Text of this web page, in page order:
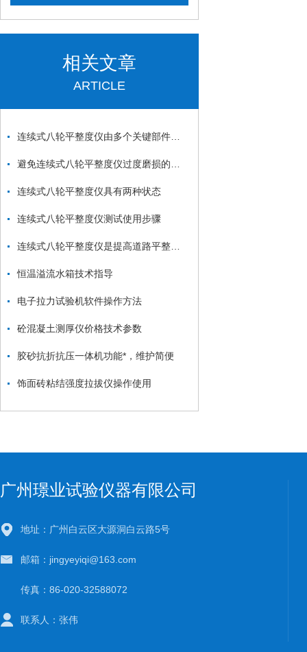
相关文章
ARTICLE
连续式八轮平整度仪具有两种状态
连续式八轮平整度仪测试使用步骤
恒温溢流水箱技术指导
电子拉力试验机软件操作方法
砼混凝土测厚仪价格技术参数
胶砂抗折抗压一体机功能*，维护简便
饰面砖粘结强度拉拔仪操作使用
广州璟业试验仪器有限公司
地址：广州白云区大源洞白云路5号
邮箱：jingyeyiqi@163.com
传真：86-020-32588072
联系人：张伟